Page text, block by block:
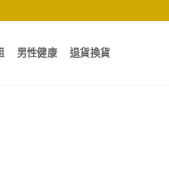
男性健康 退貨換貨